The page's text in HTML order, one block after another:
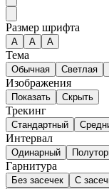
Размер шрифта
А A A
Тема
Обычная Светлая
Изображения
Показать Скрыть
Трекинг
Стандартный
Интервал
Одинарный
Гарнитура
Без засечек
С